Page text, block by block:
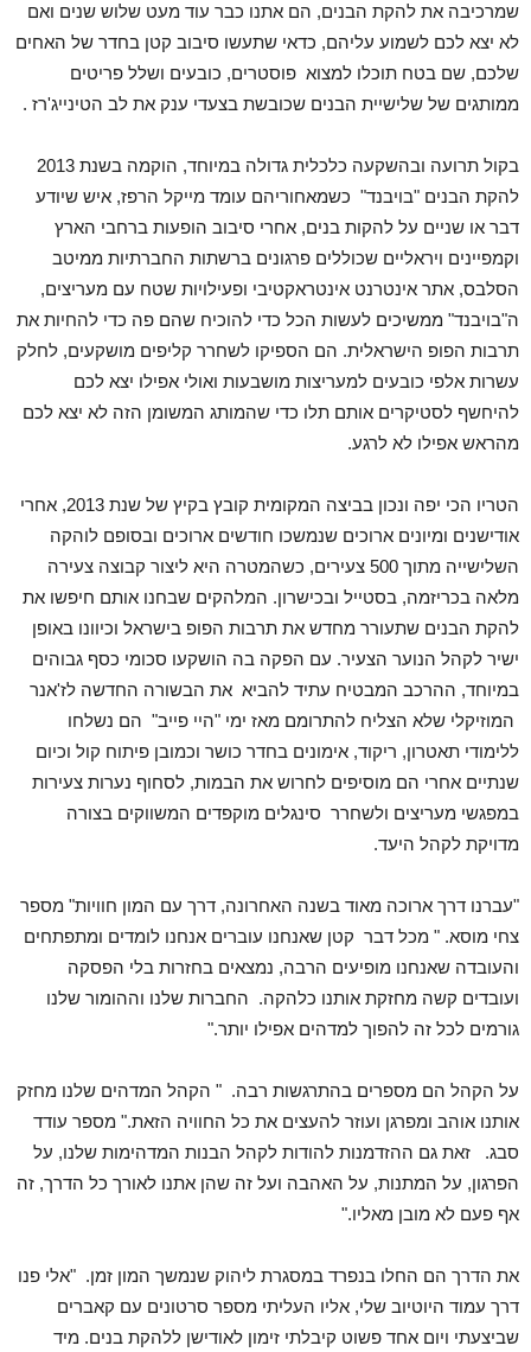
שמרכיבה את להקת הבנים, הם אתנו כבר עוד מעט שלוש שנים ואם
לא יצא לכם לשמוע עליהם, כדאי שתעשו סיבוב קטן בחדר של האחים
שלכם, שם בטח תוכלו למצוא פוסטרים, כובעים ושלל פריטים
ממותגים של שלישיית הבנים שכובשת בצעדי ענק את לב הטינייג'רז .
בקול תרועה ובהשקעה כלכלית גדולה במיוחד, הוקמה בשנת 2013
להקת הבנים "בויבנד" כשמאחוריהם עומד מייקל הרפז, איש שיודע
דבר או שניים על להקות בנים, אחרי סיבוב הופעות ברחבי הארץ
וקמפיינים ויראליים שכוללים פרגונים ברשתות החברתיות ממיטב
הסלבס, אתר אינטרנט אינטראקטיבי ופעילויות שטח עם מעריצים,
ה"בויבנד" ממשיכים לעשות הכל כדי להוכיח שהם פה כדי להחיות את
תרבות הפופ הישראלית. הם הספיקו לשחרר קליפים מושקעים, לחלק
עשרות אלפי כובעים למעריצות מושבעות ואולי אפילו יצא לכם
להיחשף לסטיקרים אותם תלו כדי שהמותג המשומן הזה לא יצא לכם
מהראש אפילו לא לרגע.
הטריו הכי יפה ונכון בביצה המקומית קובץ בקיץ של שנת 2013, אחרי
אודישנים ומיונים ארוכים שנמשכו חודשים ארוכים ובסופם לוהקה
השלישייה מתוך 500 צעירים, כשהמטרה היא ליצור קבוצה צעירה
מלאה בכריזמה, בסטייל ובכישרון. המלהקים שבחנו אותם חיפשו את
להקת הבנים שתעורר מחדש את תרבות הפופ בישראל וכיוונו באופן
ישיר לקהל הנוער הצעיר. עם הפקה בה הושקעו סכומי כסף גבוהים
במיוחד, ההרכב המבטיח עתיד להביא את הבשורה החדשה לז'אנר
המוזיקלי שלא הצליח להתרומם מאז ימי "היי פייב" הם נשלחו
ללימודי תאטרון, ריקוד, אימונים בחדר כושר וכמובן פיתוח קול וכיום
שנתיים אחרי הם מוסיפים לחרוש את הבמות, לסחוף נערות צעירות
במפגשי מעריצים ולשחרר סינגלים מוקפדים המשווקים בצורה
מדויקת לקהל היעד.
"עברנו דרך ארוכה מאוד בשנה האחרונה, דרך עם המון חוויות" מספר
צחי מוסא. " מכל דבר קטן שאנחנו עוברים אנחנו לומדים ומתפתחים
והעובדה שאנחנו מופיעים הרבה, נמצאים בחזרות בלי הפסקה
ועובדים קשה מחזקת אותנו כלהקה. החברות שלנו וההומור שלנו
גורמים לכל זה להפוך למדהים אפילו יותר."
על הקהל הם מספרים בהתרגשות רבה. " הקהל המדהים שלנו מחזק
אותנו אוהב ומפרגן ועוזר להעצים את כל החוויה הזאת." מספר עודד
סבג. זאת גם ההזדמנות להודות לקהל הבנות המדהימות שלנו, על
הפרגון, על המתנות, על האהבה ועל זה שהן אתנו לאורך כל הדרך, זה
אף פעם לא מובן מאליו."
את הדרך הם החלו בנפרד במסגרת ליהוק שנמשך המון זמן. "אלי פנו
דרך עמוד היוטיוב שלי, אליו העליתי מספר סרטונים עם קאברים
שביצעתי ויום אחד פשוט קיבלתי זימון לאודישן ללהקת בנים. מיד